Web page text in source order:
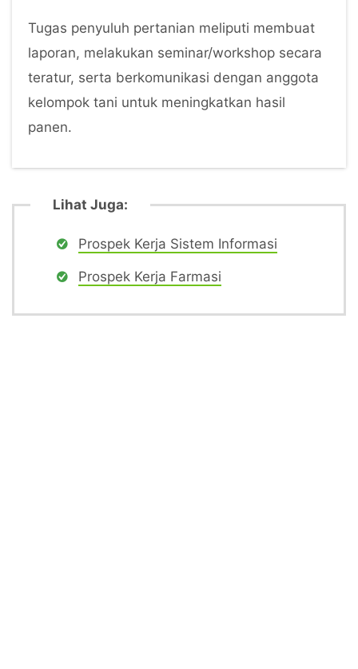
Tugas penyuluh pertanian meliputi membuat
laporan, melakukan seminar/workshop secara
teratur, serta berkomunikasi dengan anggota
kelompok tani untuk meningkatkan hasil
panen.
Lihat Juga:
Prospek Kerja Sistem Informasi
Prospek Kerja Farmasi